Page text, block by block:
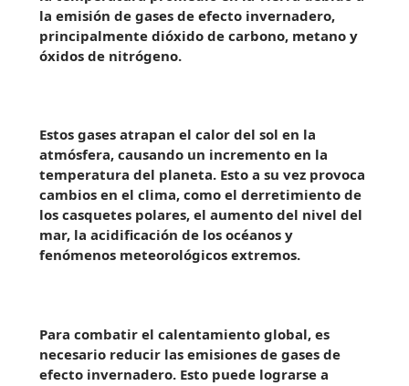
la emisión de gases de efecto invernadero,
principalmente dióxido de carbono, metano y
óxidos de nitrógeno.
Estos gases atrapan el calor del sol en la
atmósfera, causando un incremento en la
temperatura del planeta. Esto a su vez provoca
cambios en el clima, como el derretimiento de
los casquetes polares, el aumento del nivel del
mar, la acidificación de los océanos y
fenómenos meteorológicos extremos.
Para combatir el calentamiento global, es
necesario reducir las emisiones de gases de
efecto invernadero. Esto puede lograrse a